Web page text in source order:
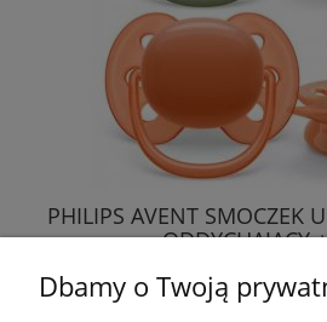
PHILIPS AVENT SMOCZEK
ODDYCHAJĄCY
19,99 zł
Dbamy o Twoją